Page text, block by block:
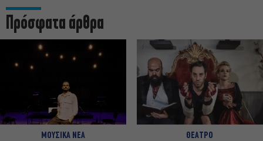
Πρόσφατα άρθρα
ΜΟΥΣΙΚΑ ΝΕΑ ΘΕΑΤΡΟ